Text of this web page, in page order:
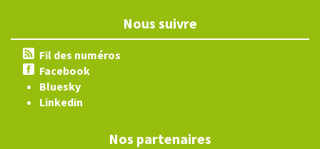
Nous suivre
Fil des numéros
Facebook
Bluesky
Linkedin
Nos partenaires